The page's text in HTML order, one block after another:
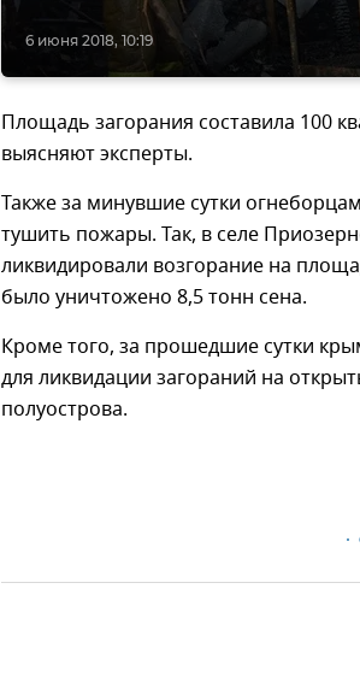
6 июня 2018, 10:19
Площадь загорания составила 100
выясняют эксперты.
Также за минувшие сутки
тушить пожары. Так, в селе
ликвидировали возгорание на
было уничтожено 8,5 тонн сена.
Кроме того, за прошедшие сутки
для ликвидации загораний на
полуострова.